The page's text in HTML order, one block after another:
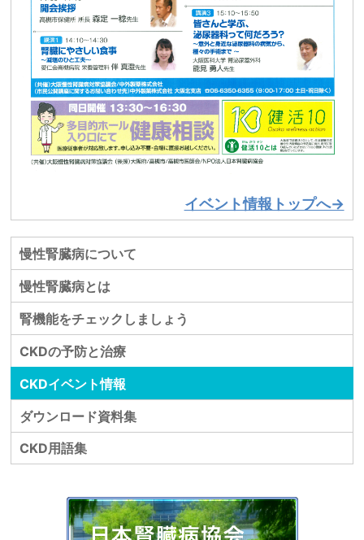
慢性腎臓病について
慢性腎臓病とは
腎機能をチェックしましょう
CKDの予防と治療
CKDイベント情報
ダウンロード資料集
CKD用語集
イベント情報トップへ→